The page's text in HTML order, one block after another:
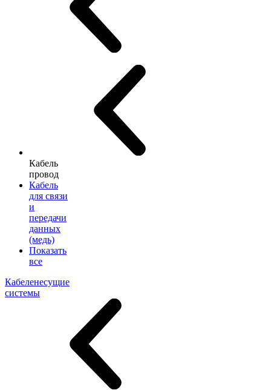
Кабель
провод
Кабель
для связи
и
передачи
данных
(медь)
Показать
все
Кабеленесущие
системы